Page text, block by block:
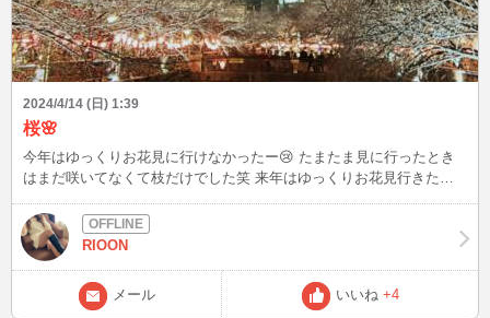
2024/4/14 (日) 1:39
桜🌸
今年はゆっくりお花見に行けなかったー😢 たまたま見に行ったとき
はまだ咲いてなくて枝だけでした笑 来年はゆっくりお花見行きたい
RIOON
メール いいね +4